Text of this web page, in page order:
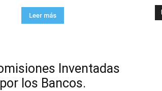
Leer más
Inventadas
por los Bancos.